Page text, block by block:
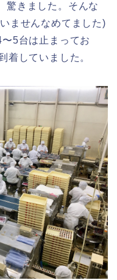
驚きました。そんな
ませんなめてました)
5台は止まってお
着していました。